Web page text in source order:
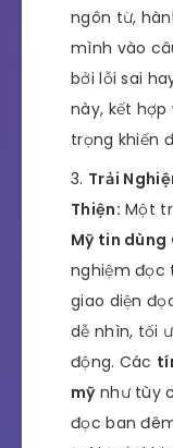
ngôn từ,
mình vào
bởi lỗi sai
này, kết hợp
trọng khiến
Trải
Thiện: Một
Mỹ tin dùng
nghiệm đọc
giao diện
dễ nhìn, tối
động. Các
mỹnhư tùy
đọc ban